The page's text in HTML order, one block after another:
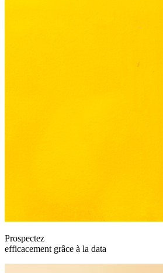
Prospectez
efficacement grâce à la data